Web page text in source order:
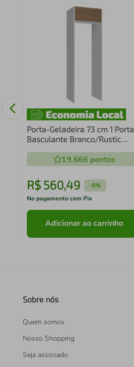
Porta-Geladeira 73 cm 1 Porta
Basculante Branco/Rustic
19.666 pontos
R$ 560,49 -5%
No pagamento com Pix
Adicionar ao carrinho
Sobre nós
Quem somos
Nosso Shopping
Seja associado